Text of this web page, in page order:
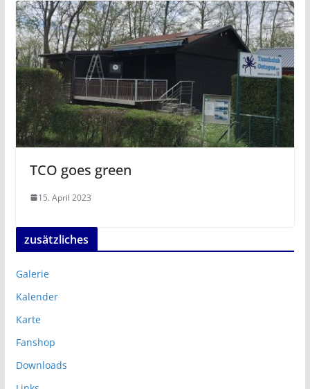
TCO goes green
15. April 2023
zusätzliches
Galerie
Kalender
Karte
Fanshop
Downloads